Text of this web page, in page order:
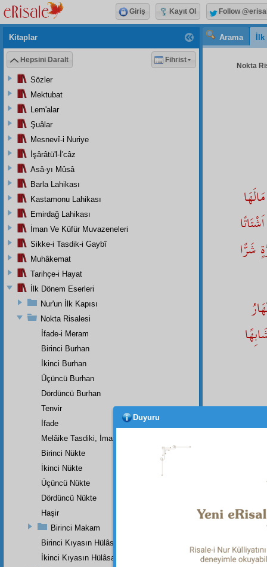
Arama
Nokta
شَرًّا
için
Dipnot-2
"İman
Kitaplar
Hepsini Daralt Fihrist
Sözler
Mektubat
Lem'alar
Şuâlar
Mesnevî-i Nuriye
İşârâtü'l-İ'câz
Asâ-yı Mûsâ
Barla Lahikası
Kastamonu Lahikası
Emirdağ Lahikası
İman Ve Küfür Muvazeneleri
Sikke-i Tasdik-i Gaybî
Muhâkemat
Tarihçe-i Hayat
İlk Dönem Eserleri
Nur'un İlk Kapısı
Nokta Risalesi
İfade-i Meram
Birinci Burhan
İkinci Burhan
Üçüncü Burhan
Dördüncü Burhan
Tenvir
İfade
Melâike Tasdiki, İmanın Bir Rüknüdür
Birinci Nükte
İkinci Nükte
Üçüncü Nükte
Dördüncü Nükte
Haşir
Birinci Makam
Birinci Kıyasın Hülâsası
İkinci Kıyasın Hülâsası
Giriş Kayıt Ol Follow
Duyuru